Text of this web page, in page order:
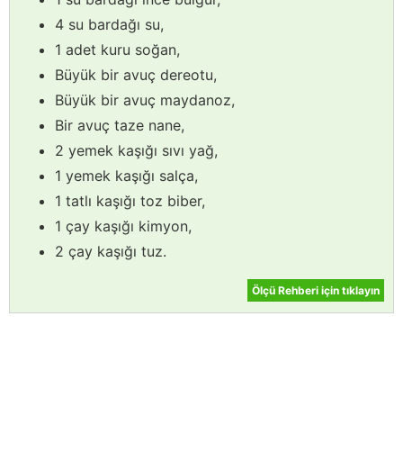
4 su bardağı su,
1 adet kuru soğan,
Büyük bir avuç dereotu,
Büyük bir avuç maydanoz,
Bir avuç taze nane,
2 yemek kaşığı sıvı yağ,
1 yemek kaşığı salça,
1 tatlı kaşığı toz biber,
1 çay kaşığı kimyon,
2 çay kaşığı tuz.
Ölçü Rehberi için tıklayın